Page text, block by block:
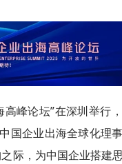
峰论坛”在深圳举行
国企业出海全球化理
际，为中国企业搭建